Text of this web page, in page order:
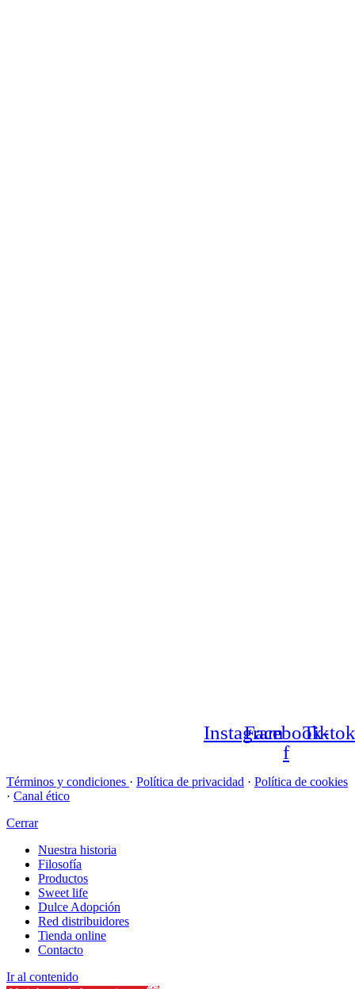
InstagramFacebook-
f
Tiktok
Términos y condiciones · Política de privacidad · Política de cookies
· Canal ético
Cerrar
Nuestra historia
Filosofía
Productos
Sweet life
Dulce Adopción
Red distribuidores
Tienda online
Contacto
Ir al contenido